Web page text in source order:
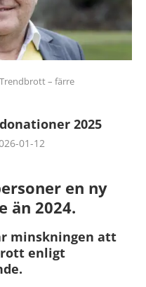
Trendbrott – färre
2025
01-12
en ny
än 2024.
minskningen att
enligt